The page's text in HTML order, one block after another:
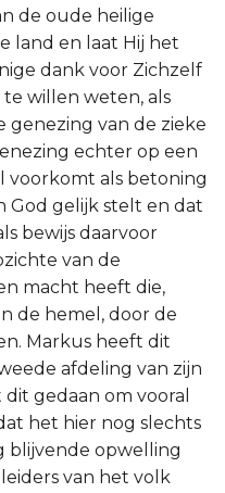
de oude heilige
land en laat Hij het
dank voor Zichzelf
willen weten, als
genezing van de zieke
echter op een
voorkomt als betoning
God gelijk stelt en dat
bewijs daarvoor
van de
macht heeft die,
de hemel, door de
Markus heeft dit
afdeling van zijn
gedaan om vooral
het hier nog slechts
blijvende opwelling
van het volk